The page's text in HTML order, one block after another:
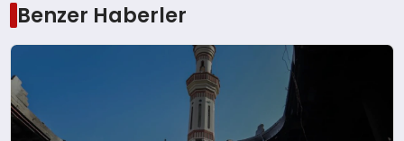
Benzer Haberler